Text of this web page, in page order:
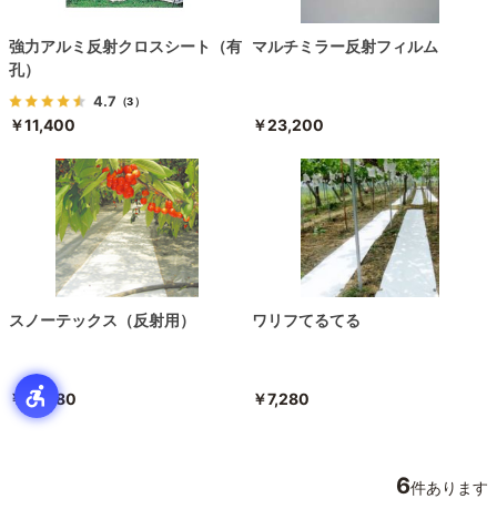
強力アルミ反射クロスシート（有
孔）
4.7 （3）
￥11,400
マルチミラー反射フィルム
￥23,200
スノーテックス（反射用）
￥14,780
ワリフてるてる
￥7,280
6件あります